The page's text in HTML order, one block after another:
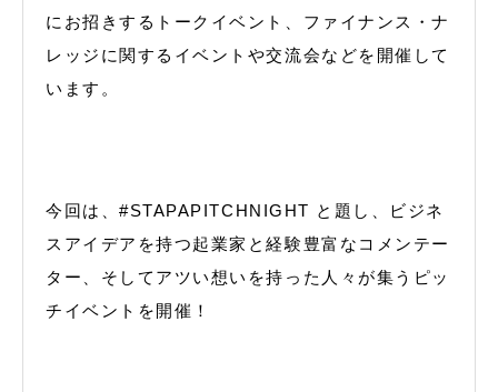
にお招きするトークイベント、ファイナンス・ナ
レッジに関するイベントや交流会などを開催して
います。
今回は、#STAPAPITCHNIGHT と題し、ビジネ
スアイデアを持つ起業家と経験豊富なコメンテー
ター、そしてアツい想いを持った人々が集うピッ
チイベントを開催！